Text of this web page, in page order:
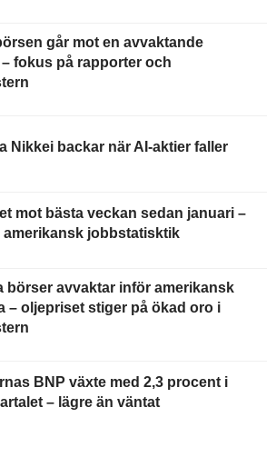
går mot en avvaktande
fokus på rapporter och
Nikkei backar när AI-aktier faller
mot bästa veckan sedan januari –
amerikansk jobbstatisktik
börser avvaktar inför amerikansk
– oljepriset stiger på ökad oro i
BNP växte med 2,3 procent i
– lägre än väntat